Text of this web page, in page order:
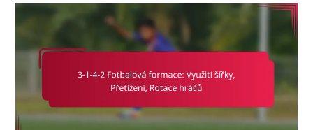
Diamantového
Středu,
Kompaktnost,
Přihlašovací
Trojúhelníky